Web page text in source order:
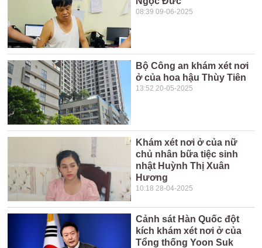
08:39 09-06-2025
Bộ Công an khám xét nơi
ở của hoa hậu Thùy Tiên
13:52 20-05-2025
Khám xét nơi ở của nữ
chủ nhân bữa tiệc sinh
nhật Huỳnh Thị Xuân
Hương
10:18 28-04-2025
Cảnh sát Hàn Quốc đột
kích khám xét nơi ở của
Tổng thống Yoon Suk